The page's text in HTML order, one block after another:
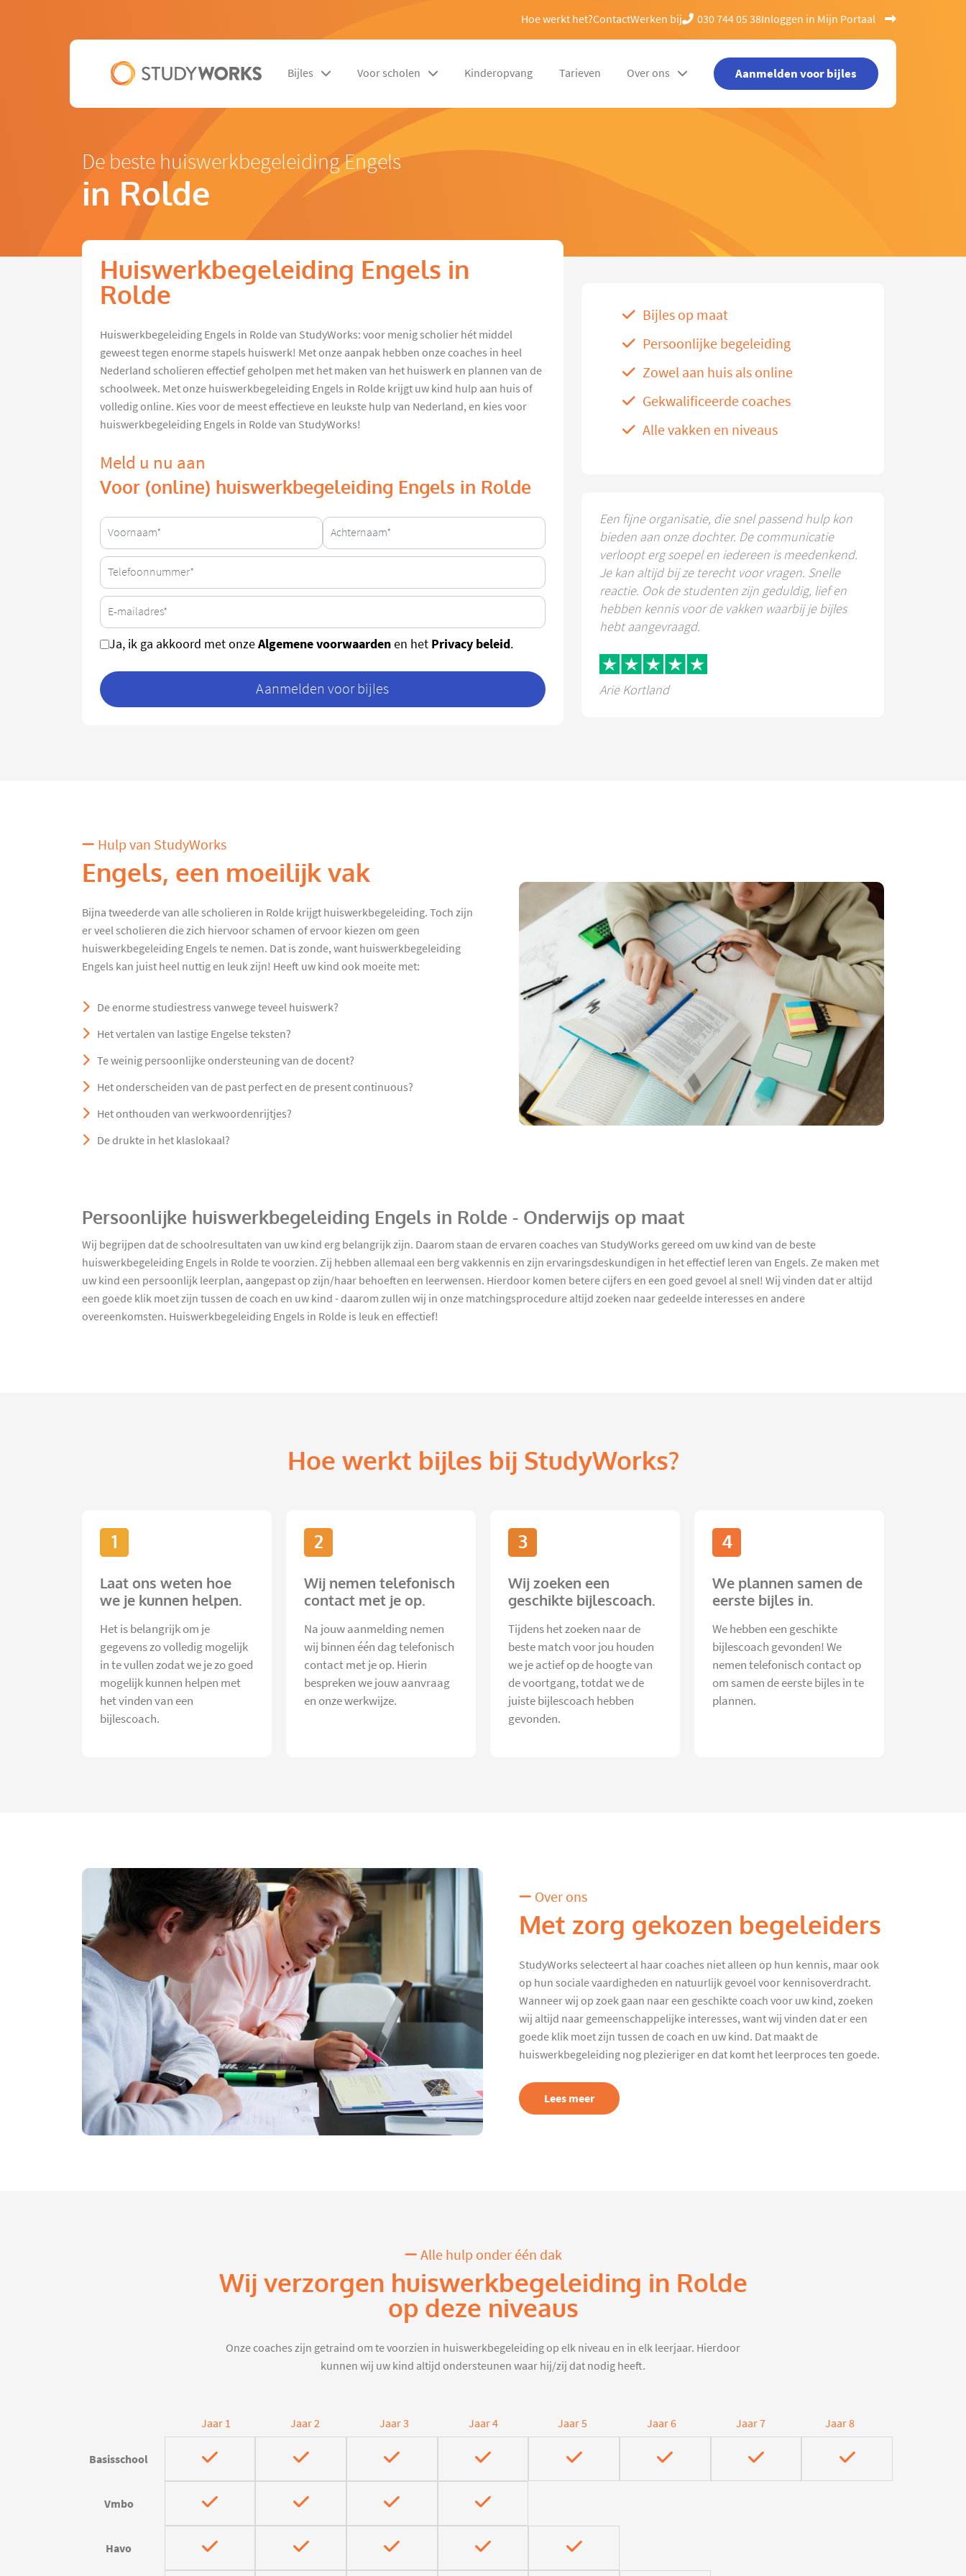
Hoe werkt het?ContactWerken bij 030 744 05 38Inloggen in Mijn Portaal
Bijles Voor scholen Kinderopvang Tarieven Over ons Aanmelden voor bijles
De beste huiswerkbegeleiding Engels
in Rolde
Huiswerkbegeleiding Engels in
Rolde
Huiswerkbegeleiding Engels in Rolde van StudyWorks: voor menig scholier hét middel
geweest tegen enorme stapels huiswerk! Met onze aanpak hebben onze coaches in heel
Nederland scholieren effectief geholpen met het maken van het huiswerk en plannen van de
schoolweek. Met onze huiswerkbegeleiding Engels in Rolde krijgt uw kind hulp aan huis of
volledig online. Kies voor de meest effectieve en leukste hulp van Nederland, en kies voor
huiswerkbegeleiding Engels in Rolde van StudyWorks!
Meld u nu aan
Voor (online) huiswerkbegeleiding Engels in Rolde
Ja, ik ga akkoord met onzeAlgemene voorwaardenen het Privacy beleid.
Aanmelden voor bijles
Bijles op maat
Persoonlijke begeleiding
Zowel aan huis als online
Gekwalificeerde coaches
Alle vakken en niveaus
Een fijne organisatie, die snel passend hulp kon
bieden aan onze dochter. De communicatie
verloopt erg soepel en iedereen is meedenkend.
Je kan altijd bij ze terecht voor vragen. Snelle
reactie. Ook de studenten zijn geduldig, lief en
hebben kennis voor de vakken waarbij je bijles
hebt aangevraagd.
Arie Kortland
Hulp van StudyWorks
Engels, een moeilijk vak
Bijna tweederde van alle scholieren in Rolde krijgt huiswerkbegeleiding. Toch zijn
er veel scholieren die zich hiervoor schamen of ervoor kiezen om geen
huiswerkbegeleiding Engels te nemen. Dat is zonde, want huiswerkbegeleiding
Engels kan juist heel nuttig en leuk zijn! Heeft uw kind ook moeite met:
De enorme studiestress vanwege teveel huiswerk?
Het vertalen van lastige Engelse teksten?
Te weinig persoonlijke ondersteuning van de docent?
Het onderscheiden van de past perfect en de present continuous?
Het onthouden van werkwoordenrijtjes?
De drukte in het klaslokaal?
Persoonlijke huiswerkbegeleiding Engels in Rolde - Onderwijs op maat
Wij begrijpen dat de schoolresultaten van uw kind erg belangrijk zijn. Daarom staan de ervaren coaches van StudyWorks gereed om uw kind van de beste
huiswerkbegeleiding Engels in Rolde te voorzien. Zij hebben allemaal een berg vakkennis en zijn ervaringsdeskundigen in het effectief leren van Engels. Ze maken met
uw kind een persoonlijk leerplan, aangepast op zijn/haar behoeften en leerwensen. Hierdoor komen betere cijfers en een goed gevoel al snel! Wij vinden dat er altijd
een goede klik moet zijn tussen de coach en uw kind - daarom zullen wij in onze matchingsprocedure altijd zoeken naar gedeelde interesses en andere
overeenkomsten. Huiswerkbegeleiding Engels in Rolde is leuk en effectief!
Hoe werkt bijles bij StudyWorks?
1
Laat ons weten hoe
we je kunnen helpen.
Het is belangrijk om je
gegevens zo volledig mogelijk
in te vullen zodat we je zo goed
mogelijk kunnen helpen met
het vinden van een
bijlescoach.
2
Wij nemen telefonisch
contact met je op.
Na jouw aanmelding nemen
wij binnen één dag telefonisch
contact met je op. Hierin
bespreken we jouw aanvraag
en onze werkwijze.
3
Wij zoeken een
geschikte bijlescoach.
Tijdens het zoeken naar de
beste match voor jou houden
we je actief op de hoogte van
de voortgang, totdat we de
juiste bijlescoach hebben
gevonden.
4
We plannen samen de
eerste bijles in.
We hebben een geschikte
bijlescoach gevonden! We
nemen telefonisch contact op
om samen de eerste bijles in te
plannen.
Over ons
Met zorg gekozen begeleiders
StudyWorks selecteert al haar coaches niet alleen op hun kennis, maar ook
op hun sociale vaardigheden en natuurlijk gevoel voor kennisoverdracht.
Wanneer wij op zoek gaan naar een geschikte coach voor uw kind, zoeken
wij altijd naar gemeenschappelijke interesses, want wij vinden dat er een
goede klik moet zijn tussen de coach en uw kind. Dat maakt de
huiswerkbegeleiding nog plezieriger en dat komt het leerproces ten goede.
Lees meer
Alle hulp onder één dak
Wij verzorgen huiswerkbegeleiding in Rolde
op deze niveaus
Onze coaches zijn getraind om te voorzien in huiswerkbegeleiding op elk niveau en in elk leerjaar. Hierdoor
kunnen wij uw kind altijd ondersteunen waar hij/zij dat nodig heeft.
Jaar 1 Jaar 2 Jaar 3 Jaar 4 Jaar 5 Jaar 6 Jaar 7 Jaar 8
Basisschool
Vmbo
Havo